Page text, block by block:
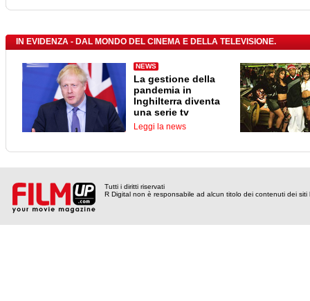
IN EVIDENZA - DAL MONDO DEL CINEMA E DELLA TELEVISIONE.
NEWS
La gestione della
pandemia in
Inghilterra diventa
una serie tv
Leggi la news
Tutti i diritti riservati
R Digital non è responsabile ad alcun titolo dei contenuti dei siti